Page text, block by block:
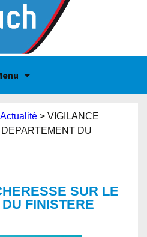
Actualité > VIGILANCE
DU
SUR LE
FINISTERE